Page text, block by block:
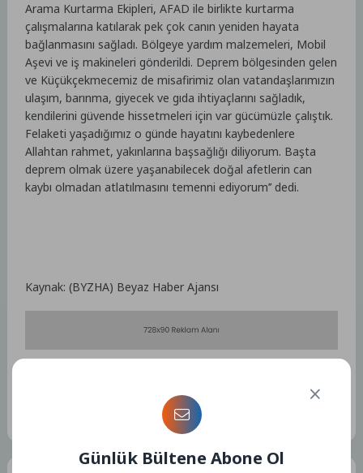
Arama Kurtarma Ekipleri, AFAD ile birlikte kurtarma
çalışmalarına katılarak pek çok canın yeniden hayata
bağlanmasını sağladı. Bölgeye yardım malzemeleri, Mobil
Aşevi ve iş makineleri gönderildi. Deprem bölgesinden gelen
ve Küçükçekmecemiz de misafirimiz olan vatandaşlarımızın
ulaşım, barınma, giyecek ve gıda ihtiyaçlarını sağladık,
kendilerini güvende hissetmeleri için var gücümüzle çalıştık.
Felaketi yaşadığımız o günde hayatını kaybedenlere
Allahtan rahmet, yakınlarına başsağlığı diliyorum. Başta
deprem olmak üzere yaşanabilecek doğal afetlerin can
kaybı olmadan atlatılmasını temenni ediyorum’’ dedi.
Kaynak: (BYZHA) Beyaz Haber Ajansı
Bu yazıya ait etiket bulunamadı.
Günlük Bültene Abone Ol